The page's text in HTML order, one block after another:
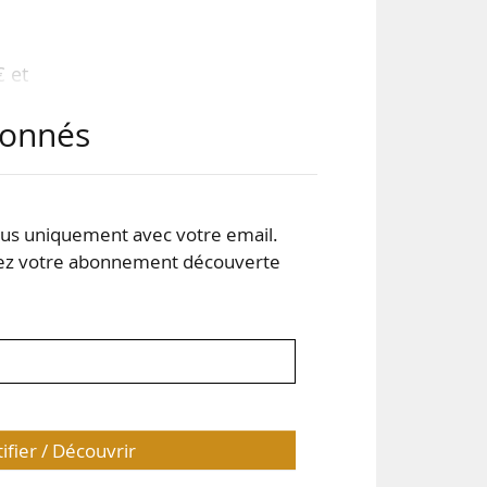
et
uniquement avec votre email.
votre abonnement découverte
/ Découvrir